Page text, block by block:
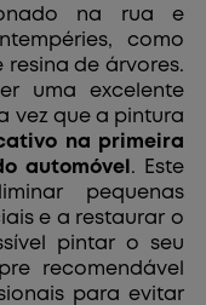
na rua e
como
resina de árvores.
uma excelente
vez que a pintura
na primeira
automóvel . Este
pequenas
e a restaurar o
pintar o seu
recomendável
para evitar